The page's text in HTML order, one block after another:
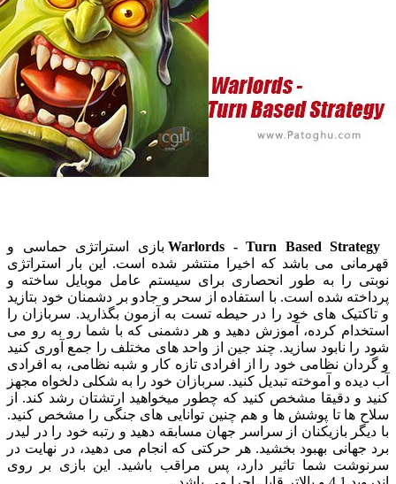
Warlords - Turn Basedبازی استراتژی حماسی و
می باشد که اخیرا منتشر شده است. این بار استراتژی
را به طور انحصاری برای سیستم عامل موبایل ساخته و
شده است. با استفاده از سحر و جادو بر دشمنان خود بتازید
های خود را در حیطه تست به آزمون بگذارید. سربازان را
کرده، آموزش دهید و هر دشمنی که با شما رو به رو می
نابود سازید. چند جین از واحد های مختلف را جمع آوری کنید
نظامی خود را از افرادی تازه کار و شبه نظامی، به افرادی
و آموخته تبدیل کنید. سربازان خود را به شکلی دلخواه مجهز
دقیقا مشخص کنید که چطور میخواهید ارتشتان رشد کند. از
تا پوشش ها و هم چنین توانایی های جنگی را مشخص کنید.
بازیکنان از سراسر جهان مسابقه دهید و رتبه خود را در لیدر
بهبود بخشید. هر حرکتی که انجام می دهید، در نهایت در
شما تاثیر دارد، پس مراقب باشید. این بازی بر روی